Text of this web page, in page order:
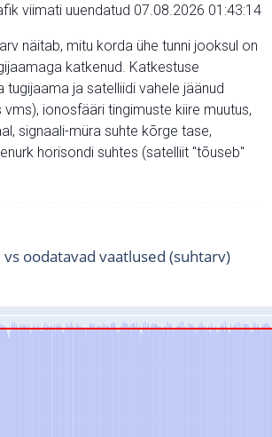
viimati uuendatud 07.08.2026 01:43:14
näitab, mitu korda ühe tunni jooksul on
katkenud. Katkestuse
tugijaama ja satelliidi vahele jäänud
vms), ionosfääri tingimuste kiire muutus,
signaali-müra suhte kõrge tase,
horisondi suhtes (satelliit "tõuseb"
oodatavad vaatlused (suhtarv)